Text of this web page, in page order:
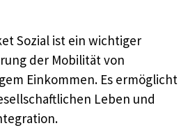
Sozial ist ein wichtiger
der Mobilität von
Einkommen. Es ermöglicht
Leben und